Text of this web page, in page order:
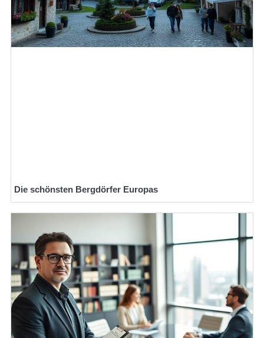
Die schönsten Bergdörfer Europas